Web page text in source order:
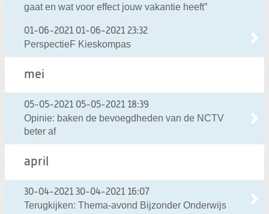
gaat en wat voor effect jouw vakantie heeft”
01-06-2021 01-06-2021 23:32
PerspectieF Kieskompas
mei
05-05-2021 05-05-2021 18:39
Opinie: baken de bevoegdheden van de NCTV
beter af
april
30-04-2021 30-04-2021 16:07
Terugkijken: Thema-avond Bijzonder Onderwijs